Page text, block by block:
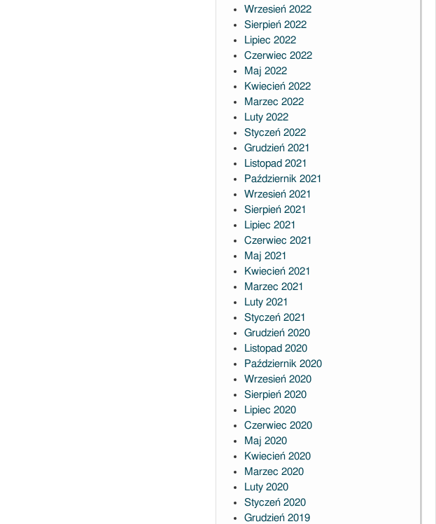
Wrzesień 2022
Sierpień 2022
Lipiec 2022
Czerwiec 2022
Maj 2022
Kwiecień 2022
Marzec 2022
Luty 2022
Styczeń 2022
Grudzień 2021
Listopad 2021
Październik 2021
Wrzesień 2021
Sierpień 2021
Lipiec 2021
Czerwiec 2021
Maj 2021
Kwiecień 2021
Marzec 2021
Luty 2021
Styczeń 2021
Grudzień 2020
Listopad 2020
Październik 2020
Wrzesień 2020
Sierpień 2020
Lipiec 2020
Czerwiec 2020
Maj 2020
Kwiecień 2020
Marzec 2020
Luty 2020
Styczeń 2020
Grudzień 2019